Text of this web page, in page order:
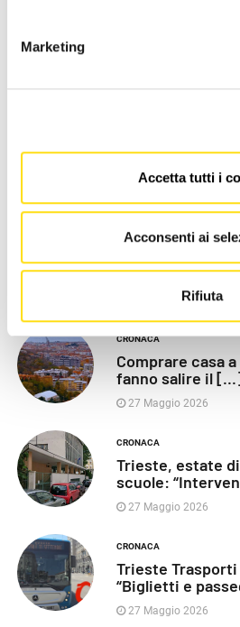
Marketing
Accetta tutti i
Acconsenti ai
Rifiuta
LE PIÙ RECENTI
Razza (Lega):
chiusa”,
CRONACA
Poliziotti
pressione:
27 Maggio 2026
CRONACA
Comprare casa
fanno salire il
27 Maggio 2026
CRONACA
Trieste, estate
scuole:
27 Maggio 2026
CRONACA
Trieste
“Biglietti e
27 Maggio 2026